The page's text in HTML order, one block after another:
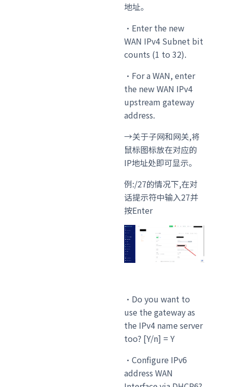
地址。
・Enter the new
WAN IPv4 Subnet bit
counts (1 to 32).
・For a WAN, enter
the new WAN IPv4
upstream gateway
address.
→关于子网和网关,将
鼠标图标放在对应的
IP地址处即可显示。
例:/27的情况下,在对
话提示符中输入27并
按Enter
・Do you want to
use the gateway as
the IPv4 name server
too? [Y/n] = Y
・Configure IPv6
address WAN